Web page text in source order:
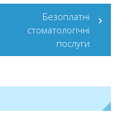
Безоплатні
стоматологічні
послуги